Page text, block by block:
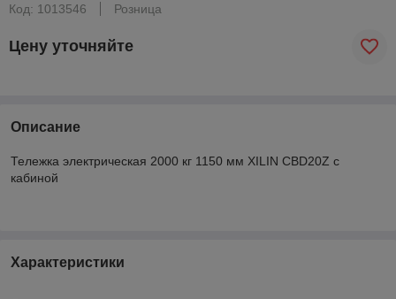
Код: 1013546
Розница
Цену уточняйте
Описание
Тележка электрическая 2000 кг 1150 мм XILIN CBD20Z с
кабиной
Характеристики